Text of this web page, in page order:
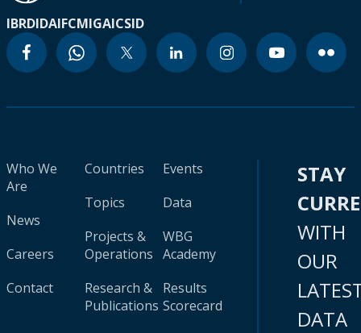
IBRDIDAIFCMIGAICSID
Who We
Are
News
Careers
Contact
Countries
Topics
Projects &
Operations
Research &
Publications
Events
Data
WBG
Academy
Results
Scorecard
STAY
WITH
OUR
DATA